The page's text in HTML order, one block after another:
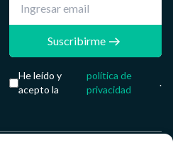
Suscribirme
He leído y
acepto la
política de
privacidad
.